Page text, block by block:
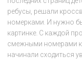
ребусы, решали
номерками. И нужно
картинке. С каждой
смежными номерами
начинали сходиться